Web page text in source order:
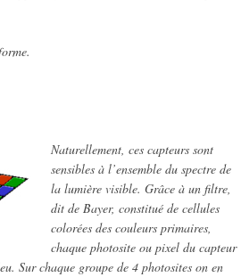
Naturellement, ces capteurs sont
sensibles à l’ensemble du spectre de
la lumière visible. Grâce à un filtre,
dit de Bayer, constitué de cellules
colorées des couleurs primaires,
chaque photosite ou pixel du capteur
Sur chaque groupe de 4 photosites on en